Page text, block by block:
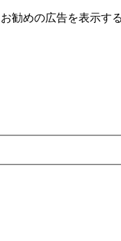
勧めの広告を表⽰す